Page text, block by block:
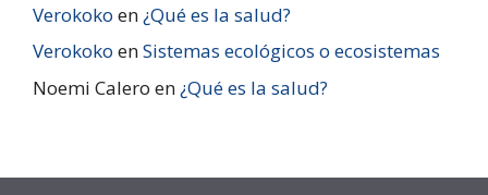
Verokoko en¿Qué es la salud?
Verokoko enSistemas ecológicos o ecosistemas
Noemi Calero en¿Qué es la salud?